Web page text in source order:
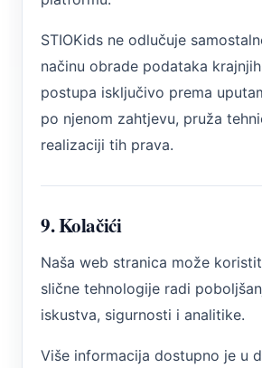
STIOKids ne odlučuje
načinu obrade podataka
postupa isključivo prema
po njenom zahtjevu, pruža
realizaciji tih prava.
9. Kolačići
Naša web stranica može
slične tehnologije radi
iskustva, sigurnosti i analitike.
Više informacija dostupno je u